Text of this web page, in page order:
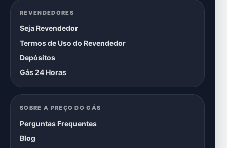
REVENDEDORES
Seja Revendedor
Termos de Uso do Revendedor
Depósitos
Gás 24 Horas
SOBRE A PREÇO DO GÁS
Perguntas Frequentes
Blog